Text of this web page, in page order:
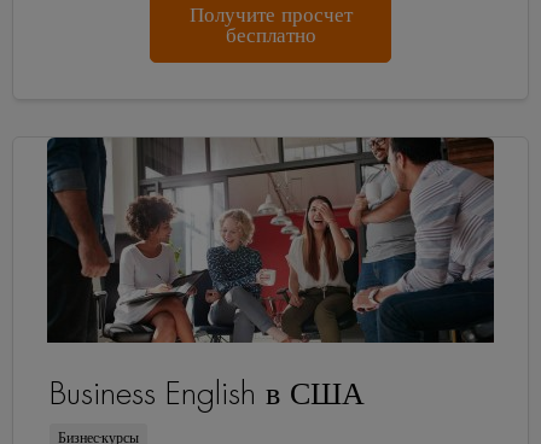
Получите просчет
бесплатно
Business English в США
Бизнес-курсы